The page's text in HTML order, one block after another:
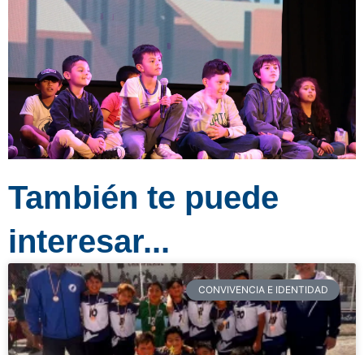
También te puede
interesar...
CONVIVENCIA E IDENTIDAD